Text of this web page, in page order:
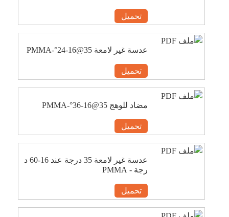
تحميل
عدسة غير لامعة 35@16-24°-PMMA
تحميل
مضاد للوهج 35@16-36°-PMMA
تحميل
عدسة غير لامعة 35 درجة عند 16-60 د
رجة - PMMA
تحميل